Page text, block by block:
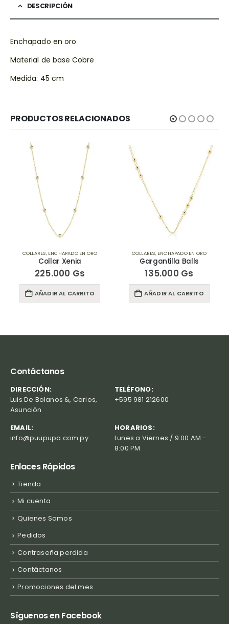
DESCRIPCIÓN
Enchapado en oro
Material de base Cobre
Medida: 45 cm
PRODUCTOS RELACIONADOS
COLLARES, ENCHAPADO EN ORO
Collar Xenia
225.000 Gs
AÑADIR AL CARRITO
COLLARES, ENCHAPADO EN ORO
Gargantilla Balls
135.000 Gs
AÑADIR AL CARRITO
Contáctanos
DIRECCIÓN:
Luis De Bolanos &, Carios,
Asunción
TELÉFONO:
+595 981 212600
EMAIL:
info@puupupa.com.py
HORARIOS:
Lunes a Viernes / 9:00 AM -
8:00 PM
Enlaces Rápidos
Tienda
Mi cuenta
Quienes Somos
Pedidos
Contraseña perdida
Contáctanos
Promociones del mes
Síguenos en Facebook